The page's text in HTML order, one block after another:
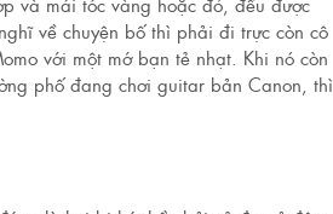
về chuyện bố thì phải đi trực còn cô
với một mớ bạn tẻ nhạt. Khi nó còn
phố đang chơi guitar bản Canon, thì